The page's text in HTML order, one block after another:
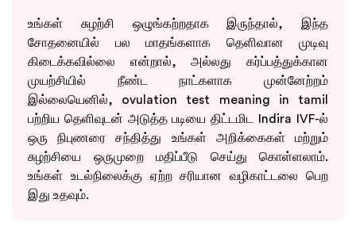
உங்கள் சுழற்சி ஒழுங்கற்றதாக இருந்தால், இந்த
சோதனையில் பல மாதங்களாக தெளிவான முடிவு
கிடைக்கவில்லை என்றால், அல்லது கர்ப்பத்துக்கான
முயற்சியில் நீண்ட நாட்களாக முன்னேற்றம்
இல்லையெனில், ovulation test meaning in tamil
பற்றிய தெளிவுடன் அடுத்த படியை திட்டமிட Indira IVF-ல்
ஒரு நிபுணரை சந்தித்து உங்கள் அறிக்கைகள் மற்றும்
சுழற்சியை ஒருமுறை மதிப்பீடு செய்து கொள்ளலாம்.
உங்கள் உடல்நிலைக்கு ஏற்ற சரியான வழிகாட்டலை பெற
இது உதவும்.